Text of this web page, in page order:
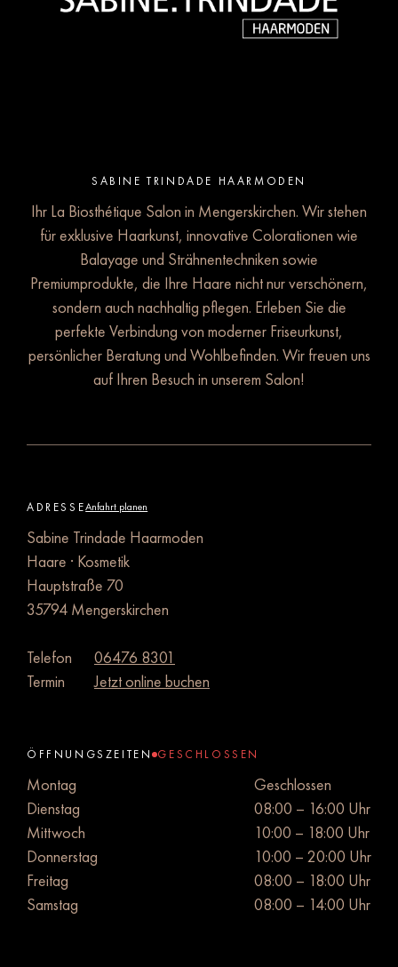
SABINE TRINDADE HAARMODEN
Ihr La Biosthétique Salon in Mengerskirchen. Wir stehen
für exklusive Haarkunst, innovative Colorationen wie
Balayage und Strähnentechniken sowie
Premiumprodukte, die Ihre Haare nicht nur verschönern,
sondern auch nachhaltig pflegen. Erleben Sie die
perfekte Verbindung von moderner Friseurkunst,
persönlicher Beratung und Wohlbefinden. Wir freuen uns
auf Ihren Besuch in unserem Salon!
ADRESSEAnfahrt planen
Sabine Trindade Haarmoden
Haare · Kosmetik
Hauptstraße 70
35794 Mengerskirchen
Telefon
06476 8301
Termin
Jetzt online buchen
ÖFFNUNGSZEITEN GESCHLOSSEN
Montag
Geschlossen
Dienstag
08:00 – 16:00 Uhr
Mittwoch
10:00 – 18:00 Uhr
Donnerstag
10:00 – 20:00 Uhr
Freitag
08:00 – 18:00 Uhr
Samstag
08:00 – 14:00 Uhr